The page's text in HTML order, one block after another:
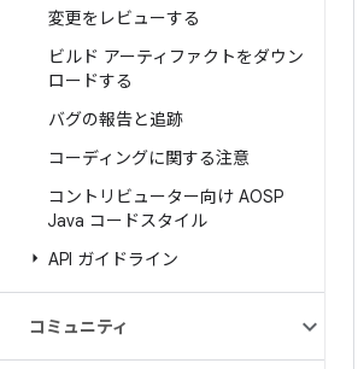
変更をレビューする
ビルド アーティファクトをダウン
ロードする
バグの報告と追跡
コーディングに関する注意
コントリビューター向け AOSP
Java コードスタイル
API ガイドライン
コミュニティ